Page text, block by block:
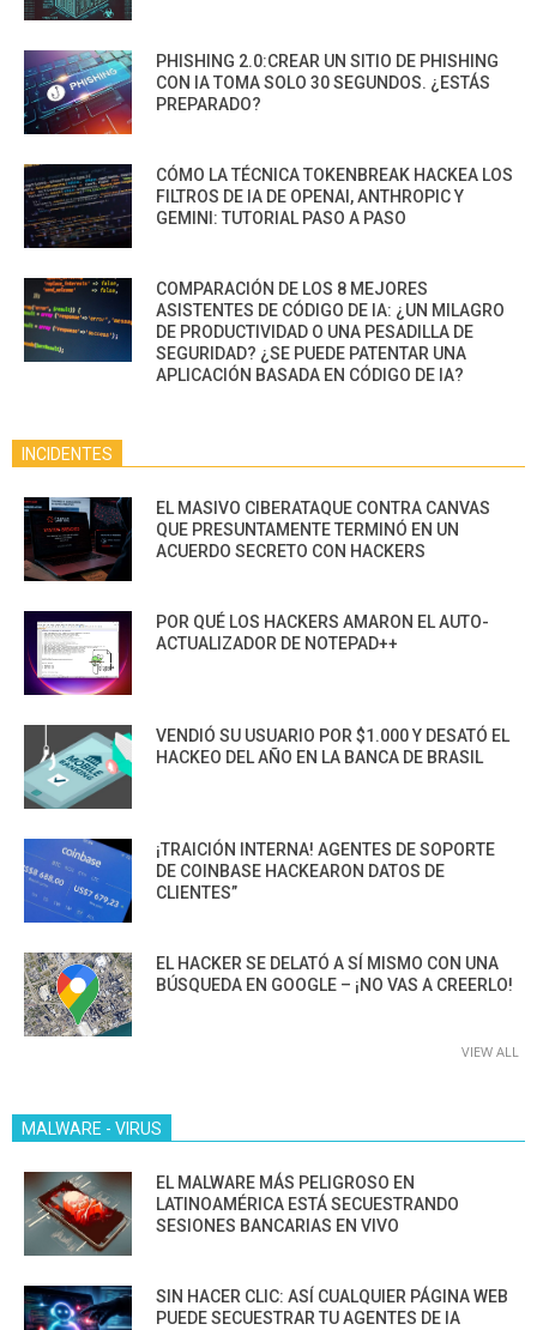
PHISHING 2.0:CREAR UN SITIO DE PHISHING
CON IA TOMA SOLO 30 SEGUNDOS. ¿ESTÁS
PREPARADO?
CÓMO LA TÉCNICA TOKENBREAK HACKEA LOS
FILTROS DE IA DE OPENAI, ANTHROPIC Y
GEMINI: TUTORIAL PASO A PASO
COMPARACIÓN DE LOS 8 MEJORES
ASISTENTES DE CÓDIGO DE IA: ¿UN MILAGRO
DE PRODUCTIVIDAD O UNA PESADILLA DE
SEGURIDAD? ¿SE PUEDE PATENTAR UNA
APLICACIÓN BASADA EN CÓDIGO DE IA?
INCIDENTES
EL MASIVO CIBERATAQUE CONTRA CANVAS
QUE PRESUNTAMENTE TERMINÓ EN UN
ACUERDO SECRETO CON HACKERS
POR QUÉ LOS HACKERS AMARON EL AUTO-
ACTUALIZADOR DE NOTEPAD++
VENDIÓ SU USUARIO POR $1.000 Y DESATÓ EL
HACKEO DEL AÑO EN LA BANCA DE BRASIL
¡TRAICIÓN INTERNA! AGENTES DE SOPORTE
DE COINBASE HACKEARON DATOS DE
CLIENTES”
EL HACKER SE DELATÓ A SÍ MISMO CON UNA
BÚSQUEDA EN GOOGLE – ¡NO VAS A CREERLO!
VIEW ALL
MALWARE - VIRUS
EL MALWARE MÁS PELIGROSO EN
LATINOAMÉRICA ESTÁ SECUESTRANDO
SESIONES BANCARIAS EN VIVO
SIN HACER CLIC: ASÍ CUALQUIER PÁGINA WEB
PUEDE SECUESTRAR TU AGENTES DE IA